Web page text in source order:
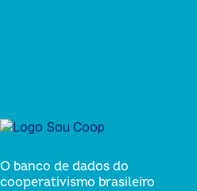
O banco de dados do
cooperativismo brasileiro